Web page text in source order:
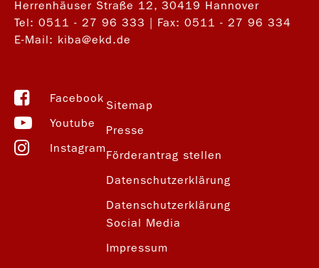
Herrenhäuser Straße 12, 30419 Hannover
Tel: 0511 - 27 96 333 | Fax: 0511 - 27 96 334
E-Mail: kiba@ekd.de
Facebook
Youtube
Instagram
Sitemap
Presse
Förderantrag stellen
Datenschutzerklärung
Datenschutzerklärung
Social Media
Impressum